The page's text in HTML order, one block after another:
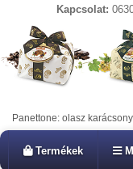
Kapcsolat:
Panettone: olasz
Termékek